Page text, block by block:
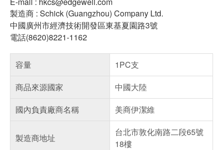
製造商 : Schick (Guangzhou) Company Ltd.
中國廣州市經濟技術開發區東基夏園路3號
電話(8620)8221-1162
容量
1PC支
商品來源國家
中國大陸
國內負責廠商名稱
美商伊潔維
製造商地址
台北市敦化南路二段65號
18樓